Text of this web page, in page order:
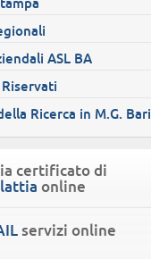
ASL BA
Ricerca in M.G. Bari
certificato di
online
servizi online